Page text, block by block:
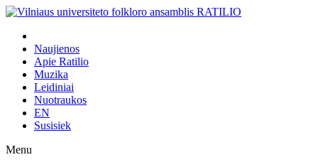
Naujienos
Apie Ratilio
Muzika
Leidiniai
Nuotraukos
EN
Susisiek
Menu